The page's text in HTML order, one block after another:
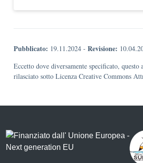
Pubblicato: 19.11.2024 - Revisione:
Eccetto dove diversamente specificato, questo
rilasciato sotto Licenza Creative Commons